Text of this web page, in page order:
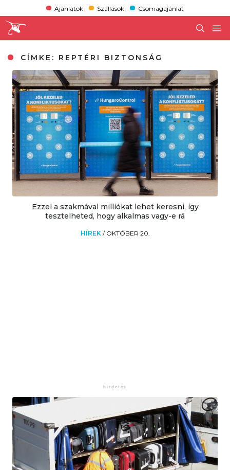
Ajánlatok Szállások Csomagajánlat
CÍMKE: REPTÉRI BIZTONSÁG
Ezzel a szakmával milliókat lehet keresni, így
tesztelheted, hogy alkalmas vagy-e rá
HÍREK / OKTÓBER 20.